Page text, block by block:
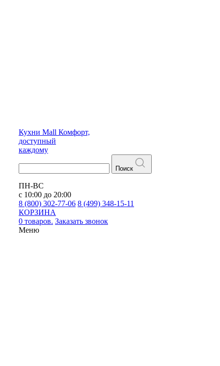
Кухни Mall Комфорт,
доступный
каждому
Поиск
ПН-ВС
с 10:00 до 20:00
8 (800) 302-77-06 8 (499) 348-15-11
КОРЗИНА
0 товаров. Заказать звонок
Меню